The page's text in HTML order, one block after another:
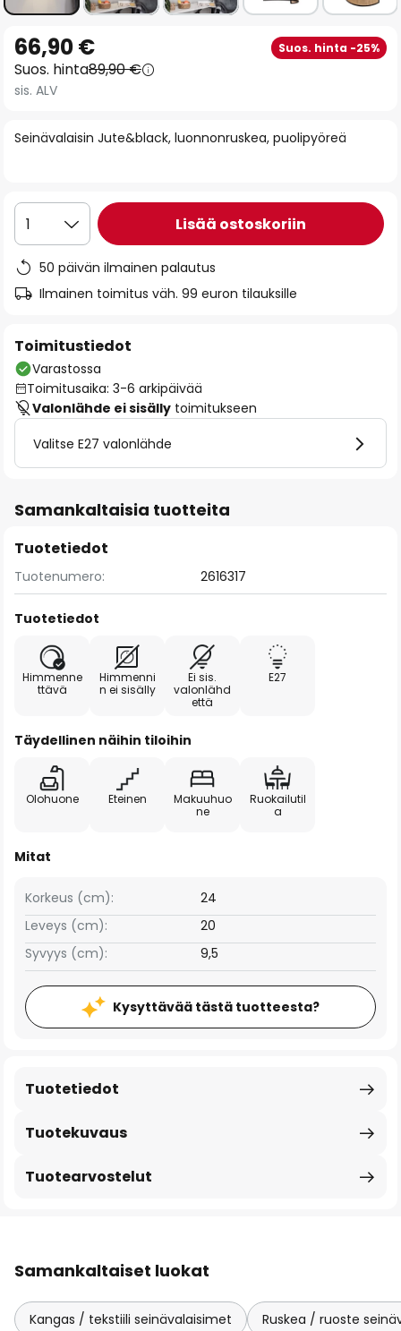
to
the
beginning
the
Seinävalaisin Jute&black, luonnonruskea, puolipyöreä
66,90 € Suos. hinta -25%
Suos. hinta89,90 €
sis. ALV
1 Lisää ostoskoriin
50 päivän ilmainen palautus
Ilmainen toimitus väh. 99 euron tilauksille
Toimitustiedot
Varastossa
Toimitusaika: 3-6 arkipäivää
Valonlähde ei sisälly toimitukseen
Valitse E27 valonlähde
Samankaltaisia tuotteita
Tuotetiedot
Tuotenumero: 2616317
Tuotetiedot
Himmenne
ttävä
Himmenni
n ei sisälly
Ei sis.
valonlähd
että
E27
Täydellinen näihin tiloihin
Olohuone Eteinen
Makuuhuo
ne
Ruokailutil
a
Mitat
Leveys (cm): 20
Korkeus (cm): 24
Syvyys (cm): 9,5
Kysyttävää tästä tuotteesta?
Tuotekuvaus
Tuotetiedot
Tuotearvostelut
Samankaltaiset luokat
Kangas / tekstiili seinävalaisimet Ruskea / ruoste